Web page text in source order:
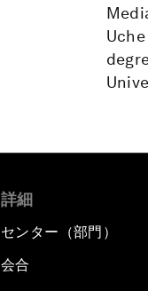
詳細
センター（部門）
会合